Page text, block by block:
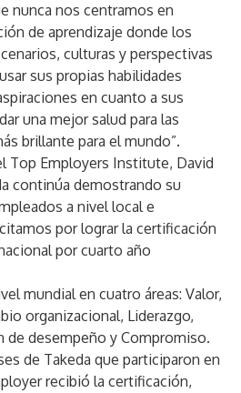
nunca nos centramos en
de aprendizaje donde los
culturas y perspectivas
sus propias habilidades
en cuanto a sus
una mejor salud para las
brillante para el mundo”.
Top Employers Institute, David
continúa demostrando su
a nivel local e
por lograr la certificación
por cuarto año
mundial en cuatro áreas: Valor,
organizacional, Liderazgo,
de desempeño y Compromiso.
de Takeda que participaron en
recibió la certificación,